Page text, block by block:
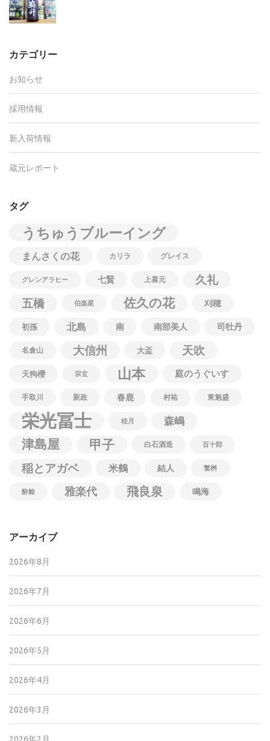
カテゴリー
お知らせ
採用情報
新入荷情報
蔵元レポート
タグ
うちゅうブルーイング
まんさくの花 カリラ グレイス
グレンアラヒー 七賢 上喜元
久礼
五橋
伯楽星 佐久の花 刈穂
初孫 北島 南 南部美人 司牡丹
名倉山 大信州 大盃 天吹
天狗櫻 宗玄 山本 庭のうぐいす
手取川 新政 春鹿 村祐 東魁盛
栄光冨士 桂月 森嶋
津島屋 甲子 白石酒造 百十郎
稲とアガベ 米鶴 結人 繁桝
酔鯨 雅楽代 飛良泉 鳴海
アーカイブ
2026年8月
2026年7月
2026年6月
2026年5月
2026年4月
2026年3月